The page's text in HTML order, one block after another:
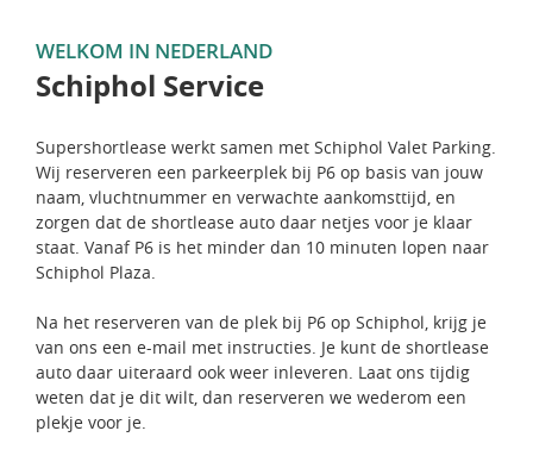
WELKOM IN NEDERLAND
Schiphol Service
Supershortlease werkt samen met Schiphol Valet Parking.
Wij reserveren een parkeerplek bij P6 op basis van jouw
naam, vluchtnummer en verwachte aankomsttijd, en
zorgen dat de shortlease auto daar netjes voor je klaar
staat. Vanaf P6 is het minder dan 10 minuten lopen naar
Schiphol Plaza.
Na het reserveren van de plek bij P6 op Schiphol, krijg je
van ons een e-mail met instructies. Je kunt de shortlease
auto daar uiteraard ook weer inleveren. Laat ons tijdig
weten dat je dit wilt, dan reserveren we wederom een
plekje voor je.